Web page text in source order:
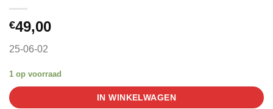
€49,00
25-06-02
1 op voorraad
IN WINKELWAGEN